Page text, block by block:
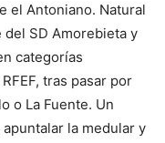
el Antoniano. Natural
SD Amorebieta y
categorías
tras pasar por
o La Fuente. Un
la medular y